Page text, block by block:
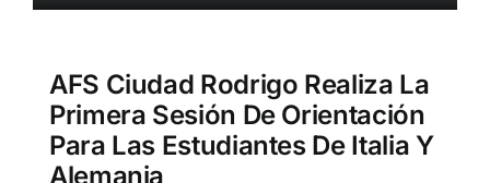
AFS Ciudad Rodrigo Realiza La
Primera Sesión De Orientación
Para Las Estudiantes De Italia Y
Alemania